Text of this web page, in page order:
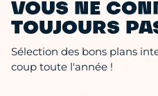
VOUS NE
TOUJOURS
Sélection des bons plans
coup toute l'année !